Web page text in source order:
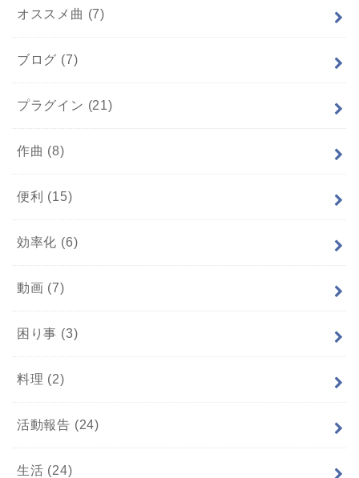
オススメ曲 (7)
ブログ (7)
プラグイン (21)
作曲 (8)
便利 (15)
効率化 (6)
動画 (7)
困り事 (3)
料理 (2)
活動報告 (24)
生活 (24)